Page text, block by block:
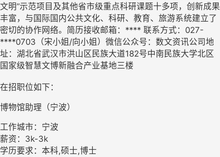
文明”示范项目及其他省市级重点科研课题十多项，创新成果
丰富，与国际国内公共文化、科研、教育、旅游系统建立了
密切的协作网络。简历接收邮箱：**** 联系方式：027-
****0703（宋小姐/向小姐）微信公众号：数文资讯公司地
址：湖北省武汉市洪山区民族大道182号中南民族大学北区
国家级智慧文博新融合产业基地三楼
在招职位如下：
博物馆助理（宁波）
工作城市：宁波
薪资：3k-3k
学历要求：本科,硕士,博士